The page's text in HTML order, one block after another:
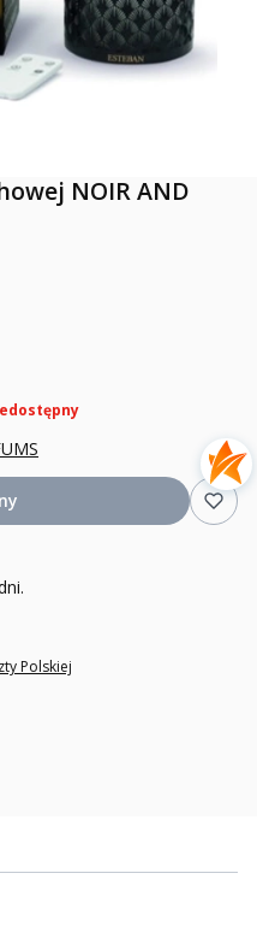
NOIR AND
Polskiej